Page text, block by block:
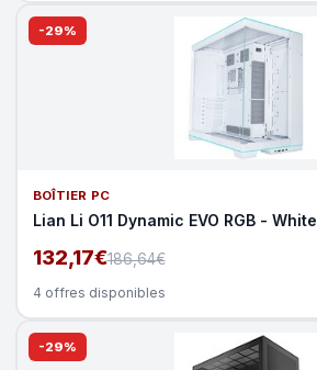
-29%
BOÎTIER PC
Lian Li O11 Dynamic EVO RGB - White
132,17€186,64€
4 offres disponibles
-29%